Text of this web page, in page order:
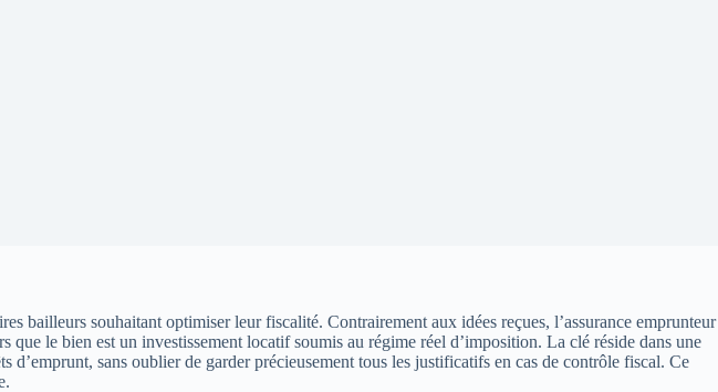
bailleurs souhaitant optimiser leur fiscalité. Contrairement aux idées reçues, l’assurance emprunteur
le bien est un investissement locatif soumis au régime réel d’imposition. La clé réside dans une
sans oublier de garder précieusement tous les justificatifs en cas de contrôle fiscal. Ce